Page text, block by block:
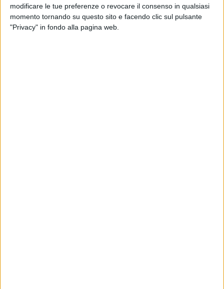
modificare le tue preferenze o revocare il consenso in qualsiasi
momento tornando su questo sito e facendo clic sul pulsante
"Privacy" in fondo alla pagina web.
Ogni preparazione racconterà ed esalterà il legame profondo
tra cucina, territorio e cultura arricchito dall'olio extravergine